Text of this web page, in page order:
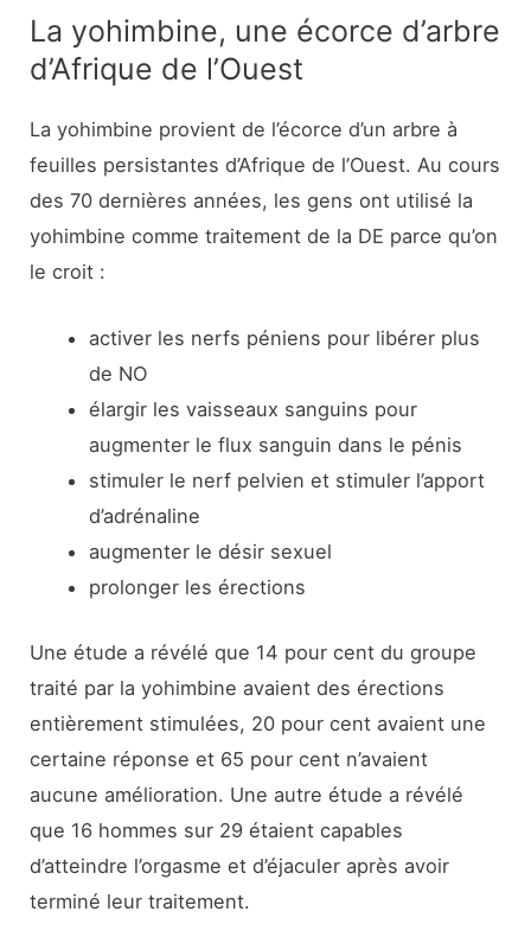
La yohimbine, une écorce d’arbre
d’Afrique de l’Ouest
La yohimbine provient de l’écorce d’un arbre à
feuilles persistantes d’Afrique de l’Ouest. Au cours
des 70 dernières années, les gens ont utilisé la
yohimbine comme traitement de la DE parce qu’on
le croit :
activer les nerfs péniens pour libérer plus
de NO
élargir les vaisseaux sanguins pour
augmenter le flux sanguin dans le pénis
stimuler le nerf pelvien et stimuler l’apport
d’adrénaline
augmenter le désir sexuel
prolonger les érections
Une étude a révélé que 14 pour cent du groupe
traité par la yohimbine avaient des érections
entièrement stimulées, 20 pour cent avaient une
certaine réponse et 65 pour cent n’avaient
aucune amélioration. Une autre étude a révélé
que 16 hommes sur 29 étaient capables
d’atteindre l’orgasme et d’éjaculer après avoir
terminé leur traitement.